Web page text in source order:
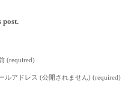
post.
(required)
ルアドレス (公開されません) (required)